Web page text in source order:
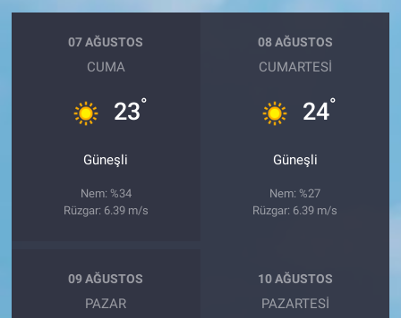
07 AĞUSTOS
CUMA
23°
Güneşli
Nem: %34
Rüzgar: 6.39 m/s
08 AĞUSTOS
CUMARTESI
24°
Güneşli
Nem: %27
Rüzgar: 6.39 m/s
09 AĞUSTOS
PAZAR
10 AĞUSTOS
PAZARTESI